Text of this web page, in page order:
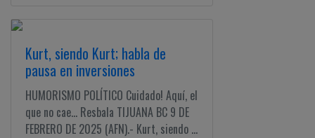
Kurt, siendo Kurt; habla de
pausa en inversiones
HUMORISMO POLÍTICO Cuidado! Aquí, el
que no cae... Resbala TIJUANA BC 9 DE
FEBRERO DE 2025 (AFN).- Kurt, siendo ...